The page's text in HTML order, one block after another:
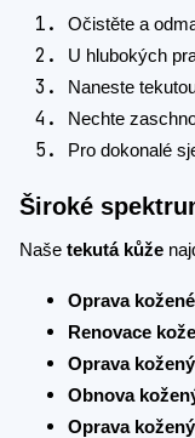
Očistěte a
U hlubokých
Naneste
Nechte
Pro dokonalé
Široké
Naše tekutá kůže
Oprava
Renovace
Oprava
Obnova
Oprava